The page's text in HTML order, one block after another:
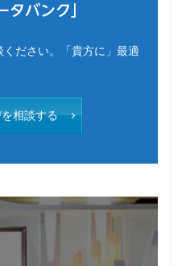
タバンク」
ださい。「貴方に」最適
相談する